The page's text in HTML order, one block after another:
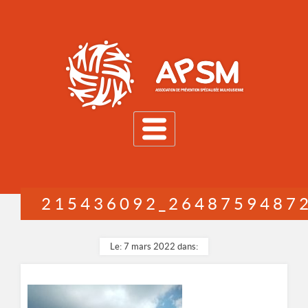
Le: 7 mars 2022 dans: